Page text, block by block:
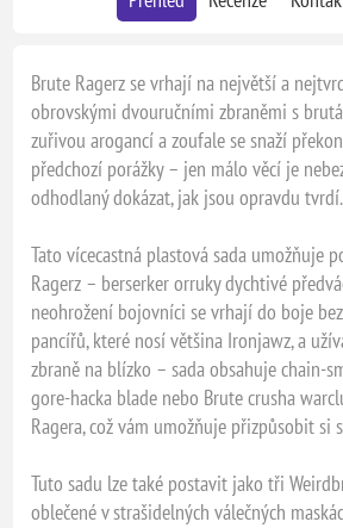
Brute Ragerz se vrhají na největší a
obrovskými dvouručními zbraněmi s
zuřivou arogancí a zoufale se snaží
předchozí porážky – jen málo věcí je
odhodlaný dokázat, jak jsou opravdu tvrdí.
Tato vícecastná plastová sada umožňuje
Ragerz – berserker orruky dychtivé
neohrožení bojovníci se vrhají do boje
pancířů, které nosí většina Ironjawz, a
zbraně na blízko – sada obsahuje chain-
gore-hacka blade nebo Brute crusha
Ragera, což vám umožňuje přizpůsobit si
Tuto sadu lze také postavit jako tři
oblečené v strašidelných válečných